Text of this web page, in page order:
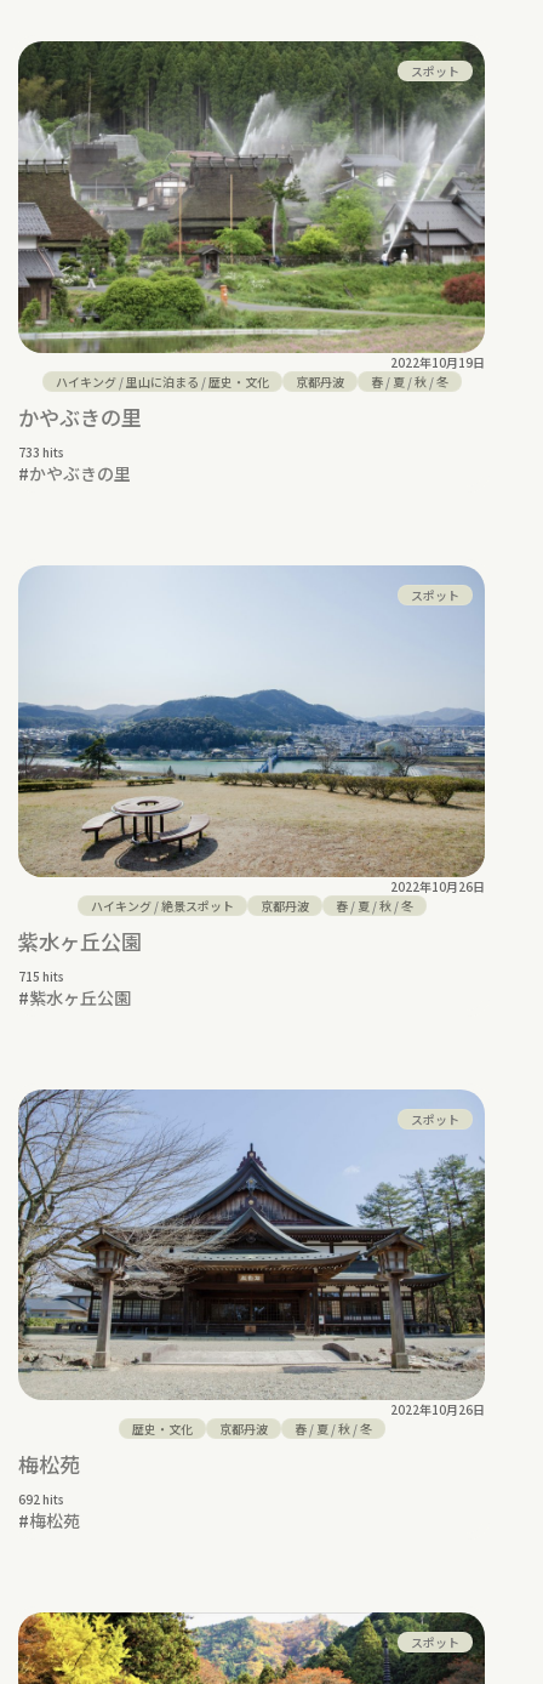
スポット
2022年10月19日
ハイキング/ 里山に泊まる /歴史・文化 京都丹波 春/ 夏/秋/冬
かやぶきの里
733 hits
#かやぶきの里
スポット
2022年10月26日
ハイキング/絶景スポット 京都丹波 春/ 夏/秋/冬
紫水ヶ丘公園
715 hits
#紫水ヶ丘公園
スポット
2022年10月26日
歴史・文化
京都丹波 春/ 夏/秋/冬
梅松苑
692 hits
#梅松苑
スポット